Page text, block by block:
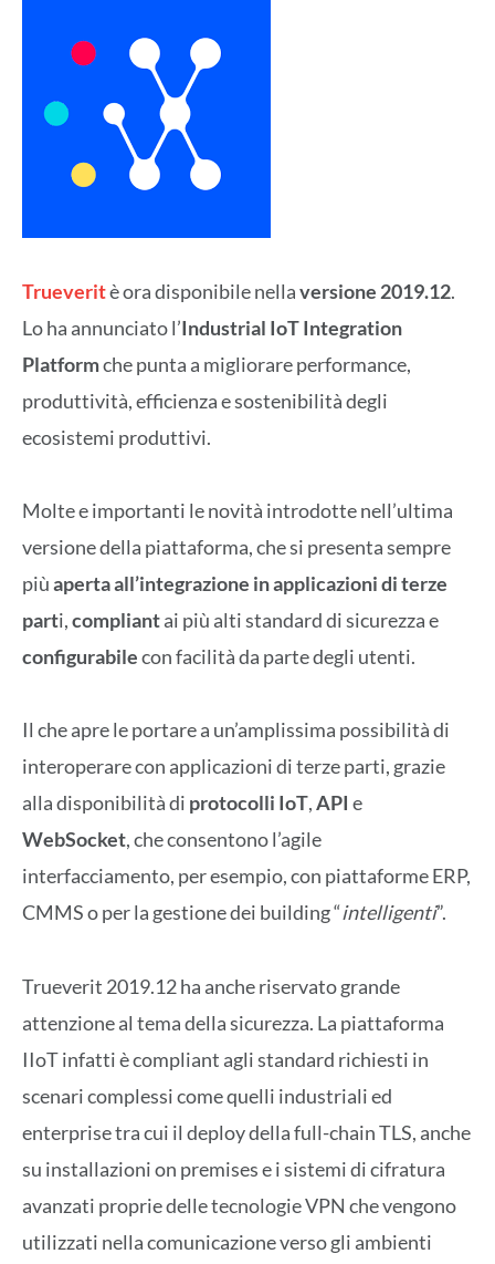
Trueveritè ora disponibile nellaversione 2019.12.
Lo ha annunciato l’Industrial IoT Integration
Platformche punta a migliorare performance,
produttività, efficienza e sostenibilità degli
ecosistemi produttivi.
Molte e importanti le novità introdotte nell’ultima
versione della piattaforma, che si presenta sempre
piùaperta all’integrazione in applicazioni di terze
parti,compliantai più alti standard di sicurezza e
configurabilecon facilità da parte degli utenti.
Il che apre le portare a un’amplissima possibilità di
interoperare con applicazioni di terze parti, grazie
alla disponibilità di protocolli IoT,API e
WebSocket, che consentono l’agile
interfacciamento, per esempio, con piattaforme ERP,
CMMS o per la gestione dei building “intelligenti”.
Trueverit 2019.12 ha anche riservato grande
attenzione al tema della sicurezza. La piattaforma
IIoT infatti è compliant agli standard richiesti in
scenari complessi come quelli industriali ed
enterprise tra cui il deploy della full-chain TLS, anche
su installazioni on premises e i sistemi di cifratura
avanzati proprie delle tecnologie VPN che vengono
utilizzati nella comunicazione verso gli ambienti